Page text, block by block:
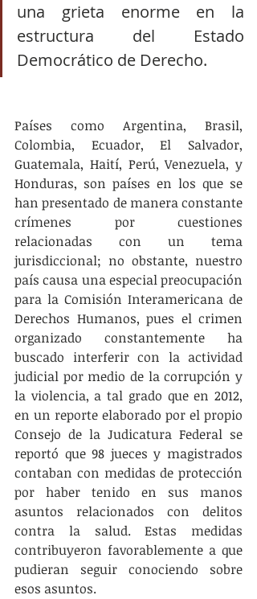
una grieta enorme en la
estructura del Estado
Democrático de Derecho.
Países como Argentina, Brasil,
Colombia, Ecuador, El Salvador,
Guatemala, Haití, Perú, Venezuela, y
Honduras, son países en los que se
han presentado de manera constante
crímenes por cuestiones
relacionadas con un tema
jurisdiccional; no obstante, nuestro
país causa una especial preocupación
para la Comisión Interamericana de
Derechos Humanos, pues el crimen
organizado constantemente ha
buscado interferir con la actividad
judicial por medio de la corrupción y
la violencia, a tal grado que en 2012,
en un reporte elaborado por el propio
Consejo de la Judicatura Federal se
reportó que 98 jueces y magistrados
contaban con medidas de protección
por haber tenido en sus manos
asuntos relacionados con delitos
contra la salud. Estas medidas
contribuyeron favorablemente a que
pudieran seguir conociendo sobre
esos asuntos.